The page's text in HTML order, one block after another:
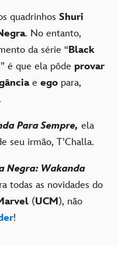
quadrinhos Shuri
. No entanto,
da série “Black
” é que ela pôde provar
e ego para,
Para Sempre, ela
seu irmão, T’Challa.
Negra: Wakanda
todas as novidades do
(UCM), não
!